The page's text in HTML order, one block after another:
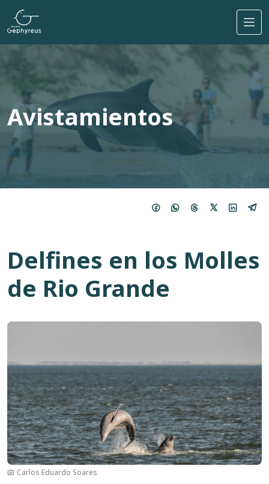
Pasar al contenido principal
Avistamientos
Delfines en los Molles
de Rio Grande
Imagen
Carlos Eduardo Soares